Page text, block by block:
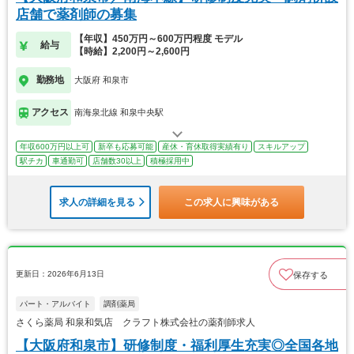
店舗で薬剤師の募集
給与
【年収】450万円～600万円程度 モデル
【時給】2,200円～2,600円
勤務地 大阪府 和泉市
アクセス 南海泉北線 和泉中央駅
年収600万円以上可 新卒も応募可能 産休・育休取得実績有り
スキルアップ
駅チカ
車通勤可 店舗数30以上 積極採用中
求人の詳細を見る この求人に興味がある
更新日：2026年6月13日 保存する
パート・アルバイト 調剤薬局
さくら薬局 和泉和気店 クラフト株式会社の薬剤師求人
【大阪府和泉市】研修制度・福利厚生充実◎全国各地